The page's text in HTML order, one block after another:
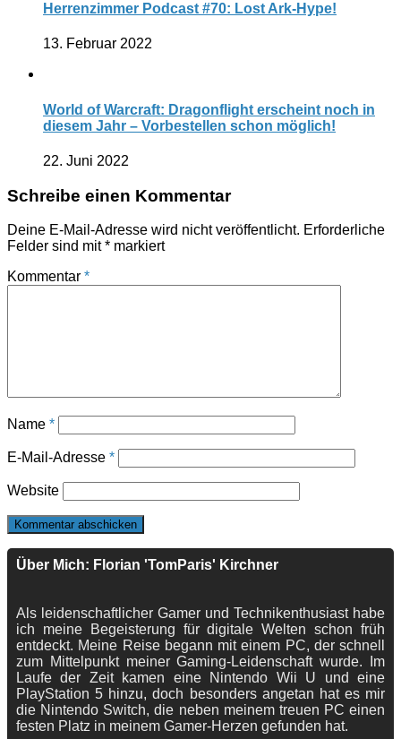
Herrenzimmer Podcast #70: Lost Ark-Hype!
13. Februar 2022
World of Warcraft: Dragonflight erscheint noch in
diesem Jahr – Vorbestellen schon möglich!
22. Juni 2022
Schreibe einen Kommentar
Deine E-Mail-Adresse wird nicht veröffentlicht. Erforderliche
Felder sind mit* markiert
Kommentar *
Name *
E-Mail-Adresse *
Website
Über Mich: Florian 'TomParis' Kirchner
Als leidenschaftlicher Gamer und Technikenthusiast habe
ich meine Begeisterung für digitale Welten schon früh
entdeckt. Meine Reise begann mit einem PC, der schnell
zum Mittelpunkt meiner Gaming-Leidenschaft wurde. Im
Laufe der Zeit kamen eine Nintendo Wii U und eine
PlayStation 5 hinzu, doch besonders angetan hat es mir
die Nintendo Switch, die neben meinem treuen PC einen
festen Platz in meinem Gamer-Herzen gefunden hat.